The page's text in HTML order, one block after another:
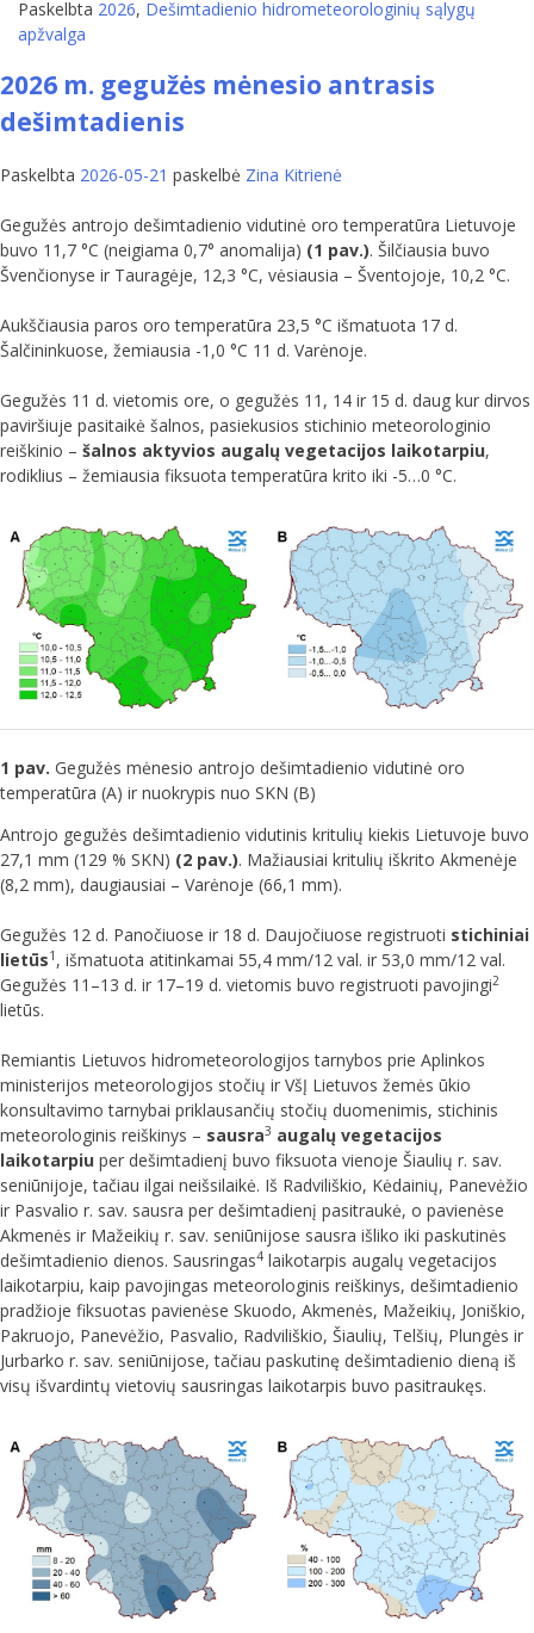
Paskelbta 2026, Dešimtadienio hidrometeorologinių sąlygų
apžvalga
2026 m. gegužės mėnesio antrasis
dešimtadienis
Paskelbta 2026-05-21 paskelbė Zina Kitrienė
Gegužės antrojo dešimtadienio vidutinė oro temperatūra Lietuvoje
buvo 11,7 °C (neigiama 0,7° anomalija) (1 pav.). Šilčiausia buvo
Švenčionyse ir Tauragėje, 12,3 °C, vėsiausia – Šventojoje, 10,2 °C.
Aukščiausia paros oro temperatūra 23,5 °C išmatuota 17 d.
Šalčininkuose, žemiausia -1,0 °C 11 d. Varėnoje.
Gegužės 11 d. vietomis ore, o gegužės 11, 14 ir 15 d. daug kur dirvos
paviršiuje pasitaikė šalnos, pasiekusios stichinio meteorologinio
reiškinio – šalnos aktyvios augalų vegetacijos laikotarpiu,
rodiklius – žemiausia fiksuota temperatūra krito iki -5…0 °C.
1 pav. Gegužės mėnesio antrojo dešimtadienio vidutinė oro
temperatūra (A) ir nuokrypis nuo SKN (B)
Antrojo gegužės dešimtadienio vidutinis kritulių kiekis Lietuvoje buvo
27,1 mm (129 % SKN) (2 pav.). Mažiausiai kritulių iškrito Akmenėje
(8,2 mm), daugiausiai – Varėnoje (66,1 mm).
Gegužės 12 d. Panočiuose ir 18 d. Daujočiuose registruoti stichiniai
lietūs1 , išmatuota atitinkamai 55,4 mm/12 val. ir 53,0 mm/12 val.
Gegužės 11–13 d. ir 17–19 d. vietomis buvo registruoti pavojingi2
lietūs.
Remiantis Lietuvos hidrometeorologijos tarnybos prie Aplinkos
ministerijos meteorologijos stočių ir VšĮ Lietuvos žemės ūkio
konsultavimo tarnybai priklausančių stočių duomenimis, stichinis
meteorologinis reiškinys – sausra3 augalų vegetacijos
laikotarpiu per dešimtadienį buvo fiksuota vienoje Šiaulių r. sav.
seniūnijoje, tačiau ilgai neišsilaikė. Iš Radviliškio, Kėdainių, Panevėžio
ir Pasvalio r. sav. sausra per dešimtadienį pasitraukė, o pavienėse
Akmenės ir Mažeikių r. sav. seniūnijose sausra išliko iki paskutinės
dešimtadienio dienos. Sausringas4 laikotarpis augalų vegetacijos
laikotarpiu, kaip pavojingas meteorologinis reiškinys, dešimtadienio
pradžioje fiksuotas pavienėse Skuodo, Akmenės, Mažeikių, Joniškio,
Pakruojo, Panevėžio, Pasvalio, Radviliškio, Šiaulių, Telšių, Plungės ir
Jurbarko r. sav. seniūnijose, tačiau paskutinę dešimtadienio dieną iš
visų išvardintų vietovių sausringas laikotarpis buvo pasitraukęs.